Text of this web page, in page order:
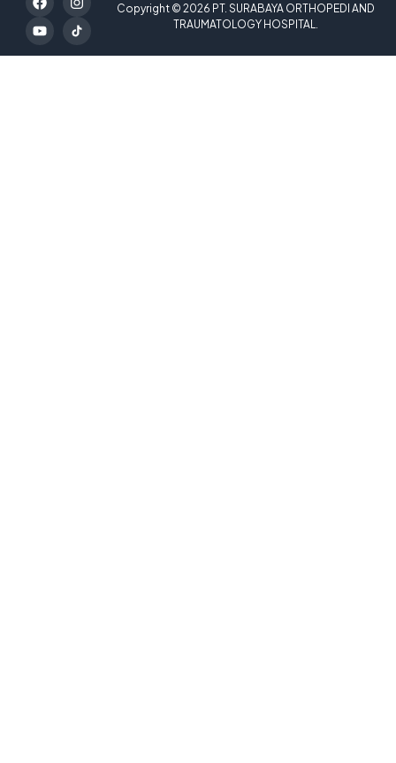
Copyright © 2026 PT. SURABAYA ORTHOPEDI AND
TRAUMATOLOGY HOSPITAL.